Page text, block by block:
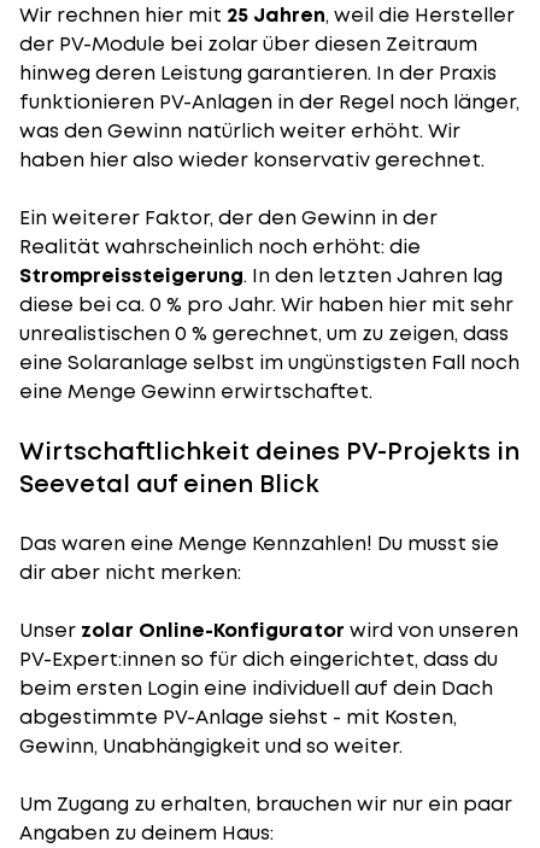
Wir rechnen hier mit 25 Jahren, weil die Hersteller
der PV-Module bei zolar über diesen Zeitraum
hinweg deren Leistung garantieren. In der Praxis
funktionieren PV-Anlagen in der Regel noch länger,
was den Gewinn natürlich weiter erhöht. Wir
haben hier also wieder konservativ gerechnet.
Ein weiterer Faktor, der den Gewinn in der
Realität wahrscheinlich noch erhöht: die
Strompreissteigerung. In den letzten Jahren lag
diese bei ca. 0 % pro Jahr. Wir haben hier mit sehr
unrealistischen 0 % gerechnet, um zu zeigen, dass
eine Solaranlage selbst im ungünstigsten Fall noch
eine Menge Gewinn erwirtschaftet.
Wirtschaftlichkeit deines PV-Projekts in
Seevetal auf einen Blick
Das waren eine Menge Kennzahlen! Du musst sie
dir aber nicht merken:
Unser zolar Online-Konfigurator wird von unseren
PV-Expert:innen so für dich eingerichtet, dass du
beim ersten Login eine individuell auf dein Dach
abgestimmte PV-Anlage siehst - mit Kosten,
Gewinn, Unabhängigkeit und so weiter.
Um Zugang zu erhalten, brauchen wir nur ein paar
Angaben zu deinem Haus: